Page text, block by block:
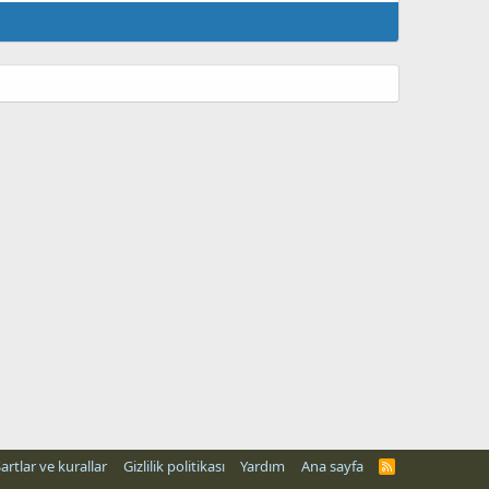
ve kurallar Gizlilik politikası Yardım Ana sayfa
R